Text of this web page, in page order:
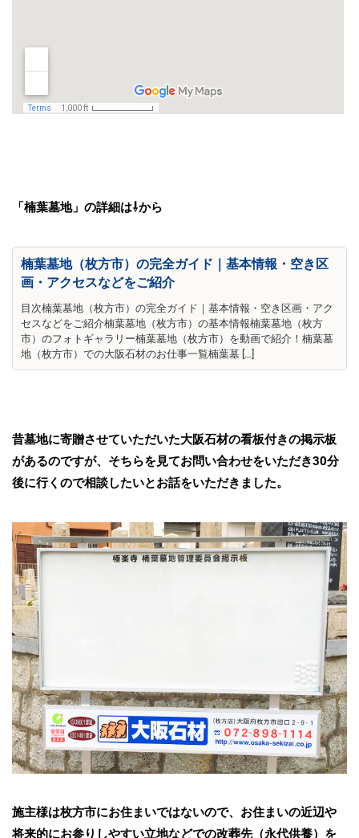
「楠葉墓地」の詳細は⇩から
楠葉墓地（枚方市）の完全ガイド｜基本情報・空き区
画・アクセスなどをご紹介
目次楠葉墓地（枚方市）の完全ガイド｜基本情報・空き区画・アク
セスなどをご紹介楠葉墓地（枚方市）の基本情報楠葉墓地（枚方
市）のフォトギャラリー楠葉墓地（枚方市）を動画で紹介！楠葉墓
地（枚方市）での大阪石材のお仕事一覧楠葉墓 […]
昔墓地に寄贈させていただいた大阪石材の看板付きの掲示板
があるのですが、そちらを見てお問い合わせをいただき30分
後に行くので相談したいとお話をいただきました。
施主様は枚方市にお住まいではないので、お住まいの近辺や
将来的にお参りしやすい立地などでの改葬先（永代供養）を